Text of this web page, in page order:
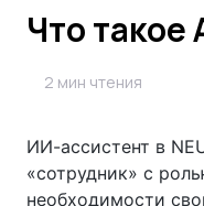
Что такое
2 мин чтения
ИИ-ассистент в
«сотрудник» с
необходимости